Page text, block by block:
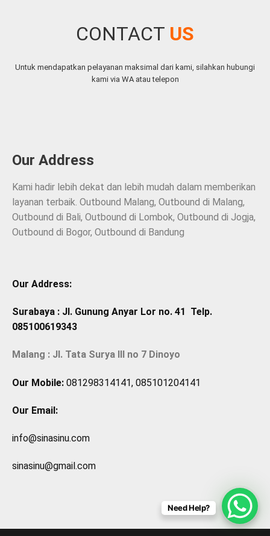
CONTACT US
Untuk mendapatkan pelayanan maksimal dari kami, silahkan hubungi
kami via WA atau telepon
Our Address
Kami hadir lebih dekat dan lebih mudah dalam memberikan
layanan terbaik. Outbound Malang, Outbound di Malang,
Outbound di Bali, Outbound di Lombok, Outbound di Jogja,
Outbound di Bogor, Outbound di Bandung
Our Address:
Surabaya : Jl. Gunung Anyar Lor no. 41 Telp.
085100619343
Malang : Jl. Tata Surya III no 7 Dinoyo
Our Mobile: 081298314141, 085101204141
Our Email:
info@sinasinu.com
sinasinu@gmail.com
Need Help?